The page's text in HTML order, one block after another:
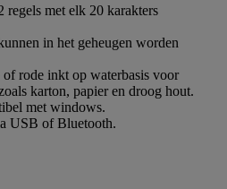
regels met elk 20 karakters
in het geheugen worden
rode inkt op waterbasis voor
karton, papier en droog hout.
met windows.
USB of Bluetooth.